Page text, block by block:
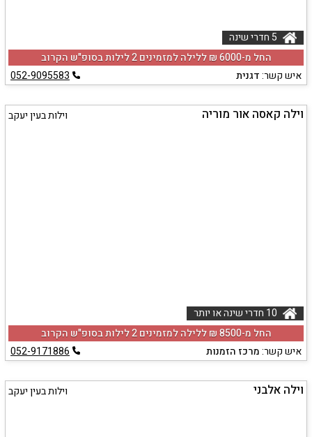
החל מ-‏6000 ₪ ללילה למזמינים 2 לילות בסופ"ש הקרוב
איש קשר:דגנית 052-9095583
וילה קאסה אור מוריה וילות בעין יעקב
החל מ-‏8500 ₪ ללילה למזמינים 2 לילות בסופ"ש הקרוב
איש קשר:מרכז הזמנות 052-9171886
וילה אלבני וילות בעין יעקב